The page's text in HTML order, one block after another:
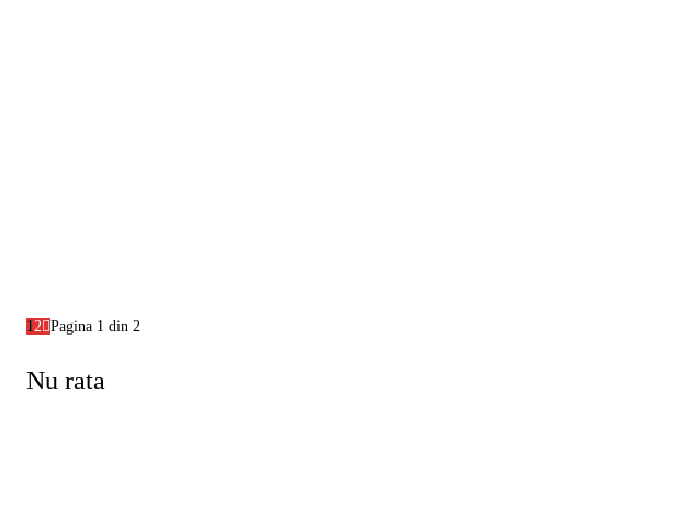
12 Pagina 1 din 2
Nu rata